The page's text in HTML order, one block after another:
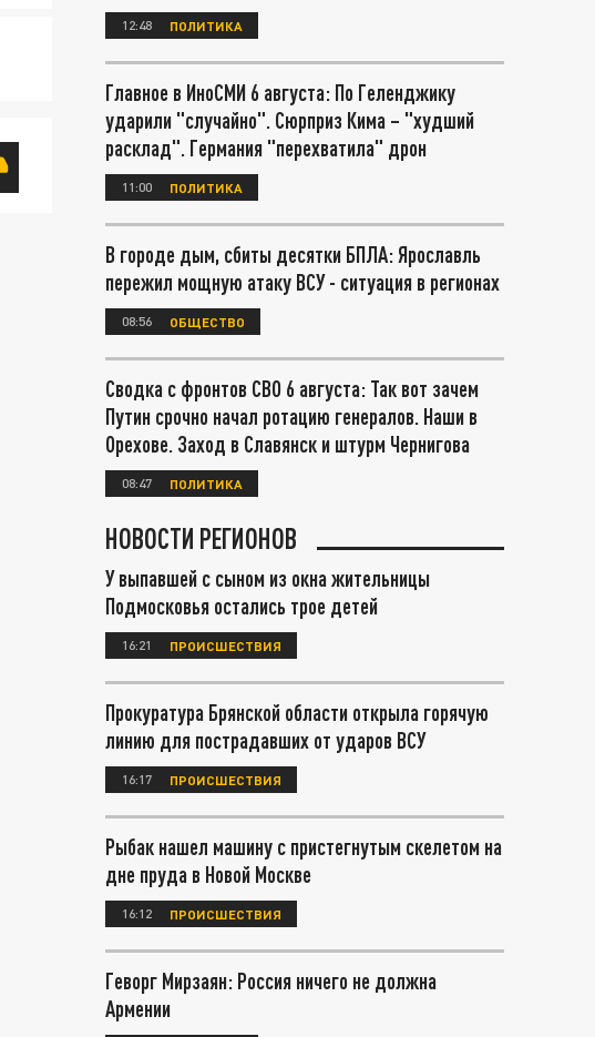
12:48 ПОЛИТИКА
Главное в ИноСМИ 6 августа: По Геленджику
ударили "случайно". Сюрприз Кима – "худший
расклад". Германия "перехватила" дрон
11:00 ПОЛИТИКА
В городе дым, сбиты десятки БПЛА: Ярославль
пережил мощную атаку ВСУ - ситуация в регионах
08:56 ОБЩЕСТВО
Сводка с фронтов СВО 6 августа: Так вот зачем
Путин срочно начал ротацию генералов. Наши в
Орехове. Заход в Славянск и штурм Чернигова
08:47 ПОЛИТИКА
НОВОСТИ РЕГИОНОВ
У выпавшей с сыном из окна жительницы
Подмосковья остались трое детей
16:21 ПРОИСШЕСТВИЯ
Прокуратура Брянской области открыла горячую
линию для пострадавших от ударов ВСУ
16:17 ПРОИСШЕСТВИЯ
Рыбак нашел машину с пристегнутым скелетом на
дне пруда в Новой Москве
16:12 ПРОИСШЕСТВИЯ
Геворг Мирзаян: Россия ничего не должна
Армении